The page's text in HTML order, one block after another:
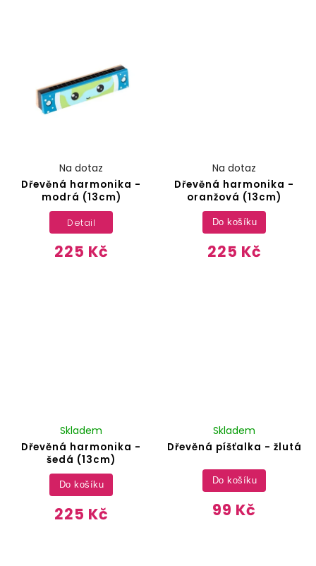
Dřevěná harmonika -
modrá (13cm)
Na dotaz
225 Kč
Detail
Dřevěná harmonika -
oranžová (13cm)
Na dotaz
225 Kč
Do košíku
Dřevěná harmonika -
šedá (13cm)
Skladem
225 Kč
Do košíku
Dřevěná píšťalka - žlutá
Skladem
99 Kč
Do košíku